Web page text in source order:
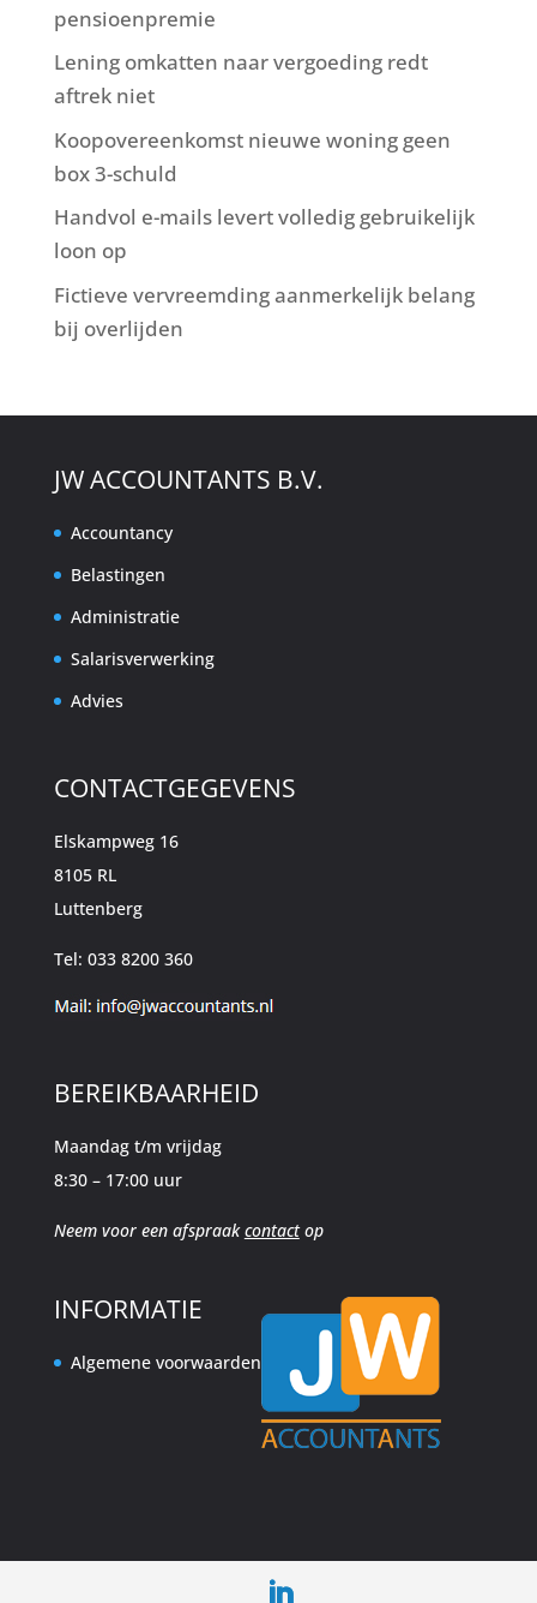
pensioenpremie
Lening omkatten naar vergoeding redt
aftrek niet
Koopovereenkomst nieuwe woning geen
box 3-schuld
Handvol e-mails levert volledig gebruikelijk
loon op
Fictieve vervreemding aanmerkelijk belang
bij overlijden
JW ACCOUNTANTS B.V.
Accountancy
Belastingen
Administratie
Salarisverwerking
Advies
CONTACTGEGEVENS
Elskampweg 16
8105 RL
Luttenberg
Tel: 033 8200 360
BEREIKBAARHEID
Maandag t/m vrijdag
8:30 – 17:00 uur
Neem voor een afspraakcontactop
INFORMATIE
Algemene voorwaarden